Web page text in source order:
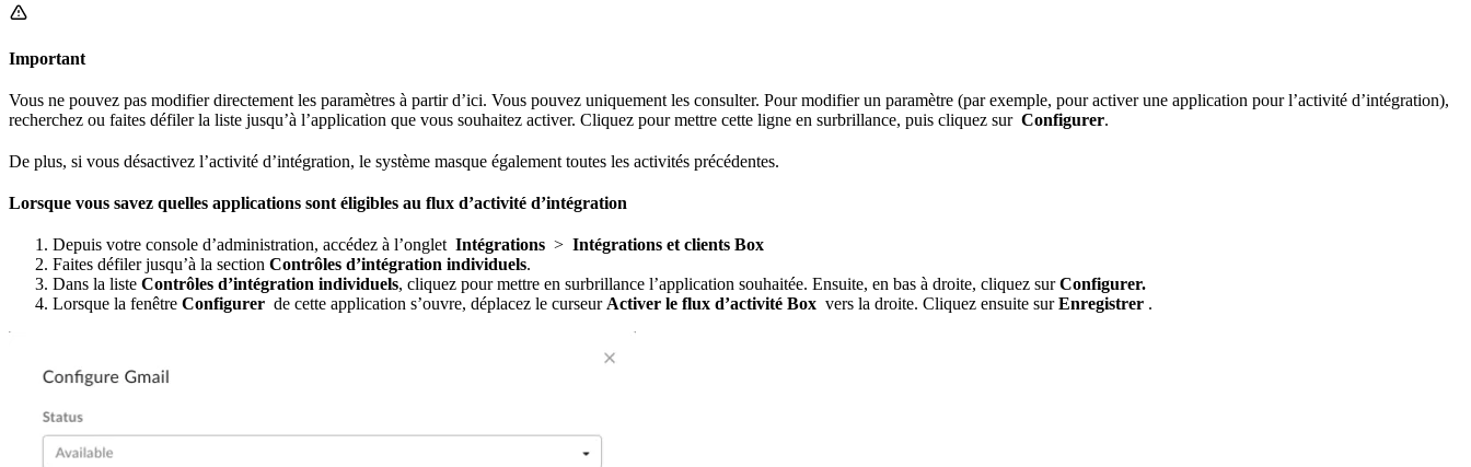
Important
Vous ne pouvez pas modifier directement les paramètres à partir d’ici. Vous pouvez uniquement les consulter. Pour modifier un paramètre (par exemple, pour activer une application pour l’activité d’intégration),
recherchez ou faites défiler la liste jusqu’à l’application que vous souhaitez activer. Cliquez pour mettre cette ligne en surbrillance, puis cliquez sur Configurer.
De plus, si vous désactivez l’activité d’intégration, le système masque également toutes les activités précédentes.
Lorsque vous savez quelles applications sont éligibles au flux d’activité d’intégration
Depuis votre console d’administration, accédez à l’onglet Intégrations > Intégrations et clients Box
Faites défiler jusqu’à la section Contrôles d’intégration individuels.
Dans la liste Contrôles d’intégration individuels, cliquez pour mettre en surbrillance l’application souhaitée. Ensuite, en bas à droite, cliquez surConfigurer.
Lorsque la fenêtre Configurer de cette application s’ouvre, déplacez le curseur Activer le flux d’activité Box vers la droite. Cliquez ensuite surEnregistrer .